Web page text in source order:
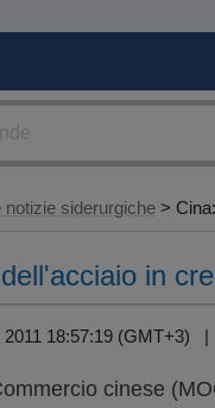
notizie siderurgiche >
in
2011 18:57:19 (GMT+3) |
cinese